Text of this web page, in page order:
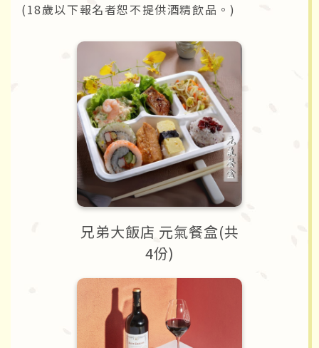
(18歲以下報名者恕不提供酒精飲品。)
兄弟大飯店 元氣餐盒(共
4份)